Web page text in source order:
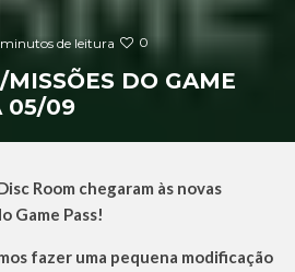
de leitura 0
MISSÕES DO GAME
05/09
Room chegaram às novas
Game Pass!
fazer uma pequena modificação